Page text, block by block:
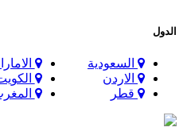
الدول
السعودية
الاردن
قطر